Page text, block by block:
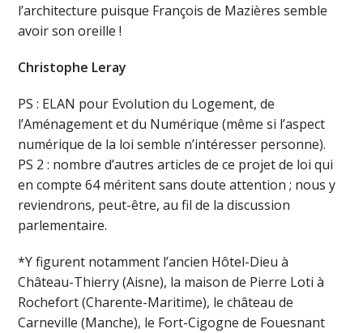
l’architecture puisque François de Mazières semble
avoir son oreille !
Christophe Leray
PS : ELAN pour Evolution du Logement, de
l’Aménagement et du Numérique (même si l’aspect
numérique de la loi semble n’intéresser personne).
PS 2 : nombre d’autres articles de ce projet de loi qui
en compte 64 méritent sans doute attention ; nous y
reviendrons, peut-être, au fil de la discussion
parlementaire.
*Y figurent notamment l’ancien Hôtel-Dieu à
Château-Thierry (Aisne), la maison de Pierre Loti à
Rochefort (Charente-Maritime), le château de
Carneville (Manche), le Fort-Cigogne de Fouesnant